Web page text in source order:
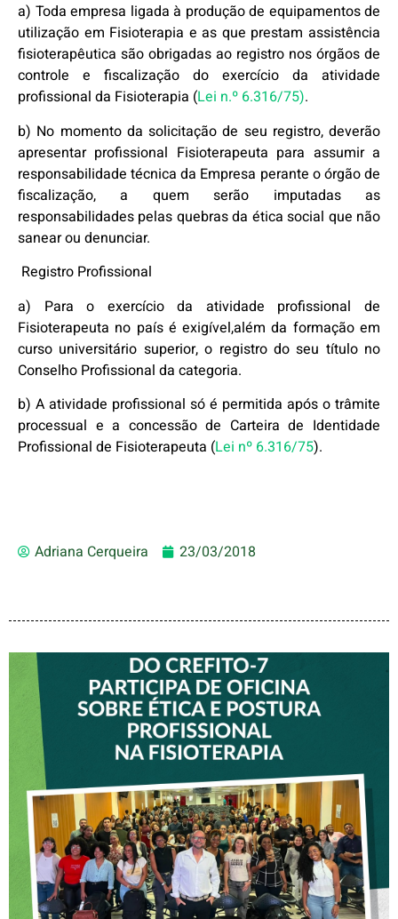
a) Toda empresa ligada à produção de equipamentos de
utilização em Fisioterapia e as que prestam assistência
fisioterapêutica são obrigadas ao registro nos órgãos de
controle e fiscalização do exercício da atividade
profissional da Fisioterapia (Lei n.º 6.316/75).
b) No momento da solicitação de seu registro, deverão
apresentar profissional Fisioterapeuta para assumir a
responsabilidade técnica da Empresa perante o órgão de
fiscalização, a quem serão imputadas as
responsabilidades pelas quebras da ética social que não
sanear ou denunciar.
Registro Profissional
a) Para o exercício da atividade profissional de
Fisioterapeuta no país é exigível,além da formação em
curso universitário superior, o registro do seu título no
Conselho Profissional da categoria.
b) A atividade profissional só é permitida após o trâmite
processual e a concessão de Carteira de Identidade
Profissional de Fisioterapeuta (Lei nº 6.316/75).
Adriana Cerqueira 23/03/2018
VICE-PRESIDENTE DO
CREFITO-7 PARTICIPA DE
OFICINA SOBRE ÉTICA E
POSTURA PROFISSIONAL
NA FISIOTERAPIA